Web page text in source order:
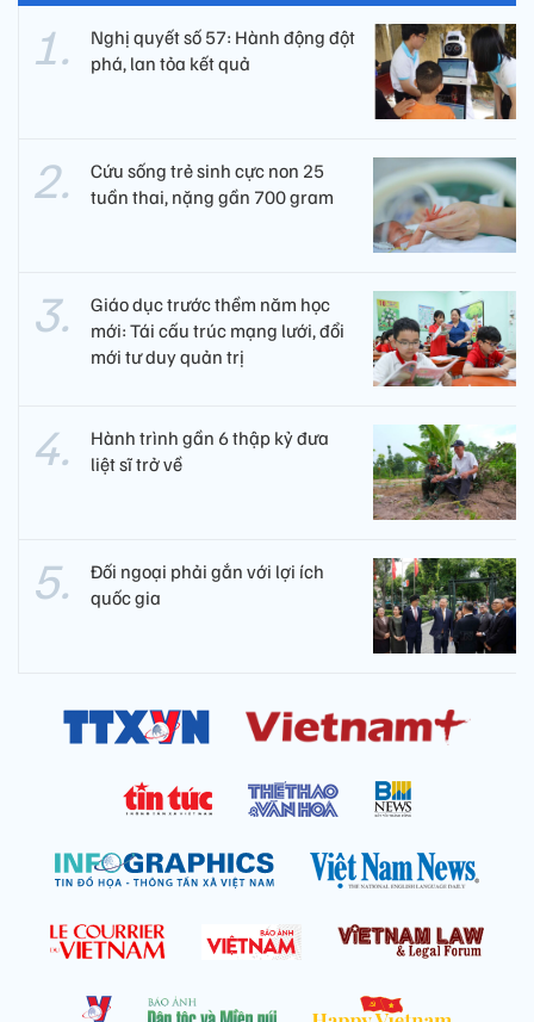
Nghị quyết số 57: Hành động đột
phá, lan tỏa kết quả
Cứu sống trẻ sinh cực non 25
tuần thai, nặng gần 700 gram
Giáo dục trước thềm năm học
mới: Tái cấu trúc mạng lưới, đổi
mới tư duy quản trị
Hành trình gần 6 thập kỷ đưa
liệt sĩ trở về
Đối ngoại phải gắn với lợi ích
quốc gia